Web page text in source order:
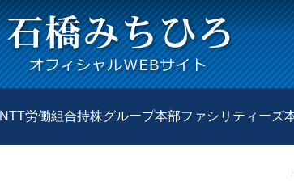
NTT労働組合持株グループ本部ファシリティーズ